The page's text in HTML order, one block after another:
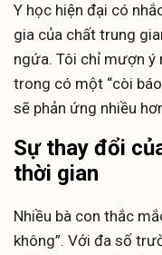
Y học hiện đại có
gia của chất trung
ngứa. Tôi chỉ mượn ý
trong có một “còi
sẽ phản ứng nhiều
Sự thay đổi
thời gian
Nhiều bà con thắc
không”. Với đa số